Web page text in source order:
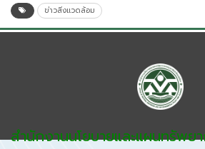
ข่าวสิ่งแวดล้อม
สำนักงานนโยบายและแผนทรัพย